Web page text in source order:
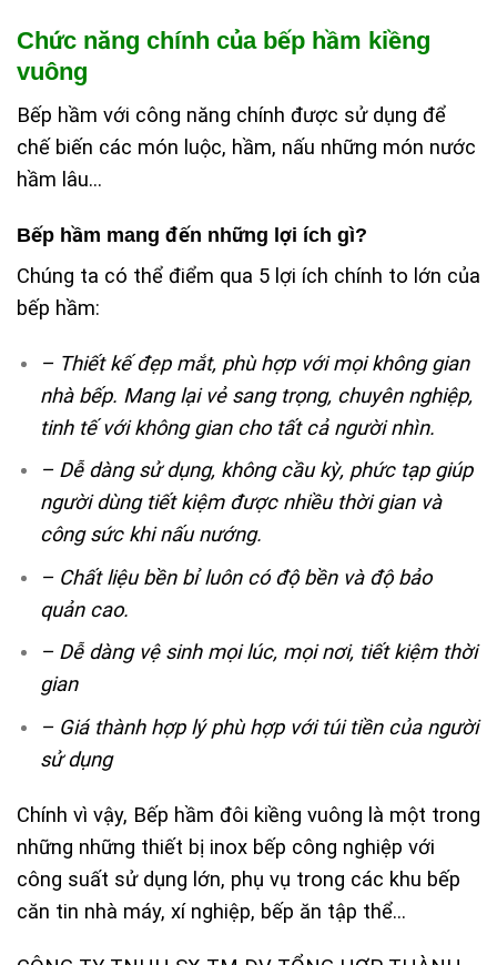
Chức năng chính của bếp hầm kiềng
vuông
Bếp hầm với công năng chính được sử dụng để
chế biến các món luộc, hầm, nấu những món nước
hầm lâu…
Bếp hầm mang đến những lợi ích gì?
Chúng ta có thể điểm qua 5 lợi ích chính to lớn của
bếp hầm:
– Thiết kế đẹp mắt, phù hợp với mọi không gian
nhà bếp. Mang lại vẻ sang trọng, chuyên nghiệp,
tinh tế với không gian cho tất cả người nhìn.
– Dễ dàng sử dụng, không cầu kỳ, phức tạp giúp
người dùng tiết kiệm được nhiều thời gian và
công sức khi nấu nướng.
– Chất liệu bền bỉ luôn có độ bền và độ bảo
quản cao.
– Dễ dàng vệ sinh mọi lúc, mọi nơi, tiết kiệm thời
gian
– Giá thành hợp lý phù hợp với túi tiền của người
sử dụng
Chính vì vậy, Bếp hầm đôi kiềng vuông là một trong
những những thiết bị inox bếp công nghiệp với
công suất sử dụng lớn, phụ vụ trong các khu bếp
căn tin nhà máy, xí nghiệp, bếp ăn tập thể…